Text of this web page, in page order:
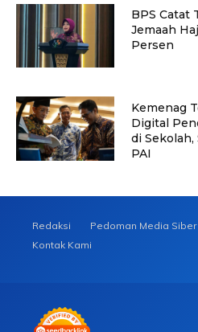
BPS Catat
Jemaah
Persen
Kemenag
Digital
di Sekolah,
PAI
Redaksi Pedoman Media Siber
Kontak Kami